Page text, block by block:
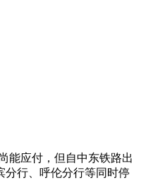
能应付，但自中东铁路出
分行、呼伦分行等同时停